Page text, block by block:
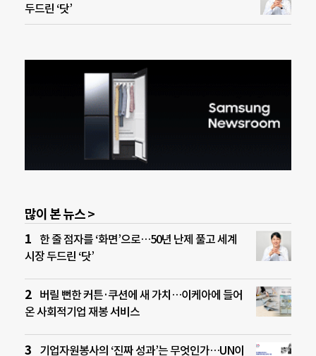
두드린 ‘닷’
많이 본 뉴스 >
한 줄 점자를 ‘화면’으로…50년 난제 풀고 세계
시장 두드린 ‘닷’
버릴 뻔한 커튼·쿠션에 새 가치…이케아에 들어
온 사회적기업 재봉 서비스
기업자원봉사의 ‘진짜 성과’는 무엇인가…UN이